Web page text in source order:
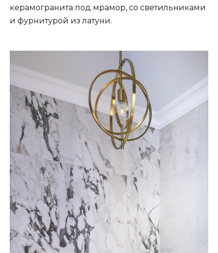
керамогранита под мрамор, со светильниками
и фурнитурой из латуни.